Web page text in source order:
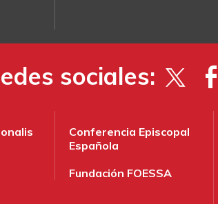
sociales:
Conferencia Episcopal
Española
Fundación FOESSA